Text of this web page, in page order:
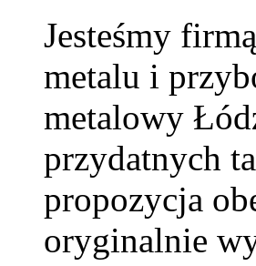
Jesteśmy
metalu i
metalowy
przydatnych
propozycja
oryginalnie